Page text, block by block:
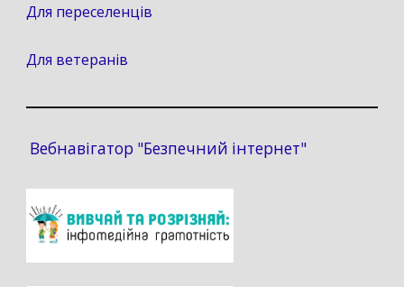
Для переселенців
Для ветеранів
Вебнавігатор "Безпечний інтернет"